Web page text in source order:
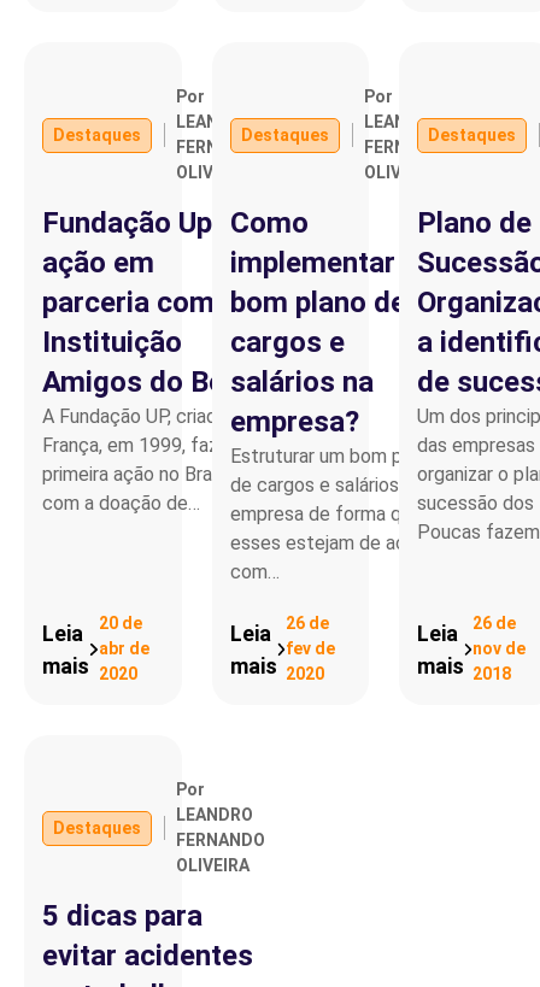
Destaques
Por
LEANDRO
FERNANDO
OLIVEIRA
Fundação Up faz
ação em
parceria com a
Instituição
Amigos do Bem
A Fundação UP, criada na
França, em 1999, faz sua
primeira ação no Brasil,
com a doação de…
Leia
mais
20 de
abr de
2020
Destaques
Por
LEANDRO
FERNANDO
OLIVEIRA
Como
implementar um
bom plano de
cargos e
salários na
empresa?
Estruturar um bom plano
de cargos e salários na
empresa de forma que
esses estejam de acordo
com…
Leia
mais
26 de
fev de
2020
Destaques
Plano de
a
de
Um dos
das
organizar o
sucessão dos
Poucas
Leia
mais
26 de
nov de
2018
Destaques
Por
LEANDRO
FERNANDO
OLIVEIRA
5 dicas para
evitar acidentes